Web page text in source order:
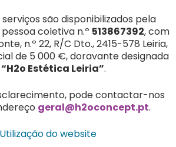
são disponibilizados pela
pessoa coletiva n.º 513867392, com
n.º 22, R/C Dto., 2415-578 Leiria,
de 5 000 €, doravante designada
“H2o Estética Leiria”.
pode contactar-nos
geral@h2oconcept.pt.
Utilização do website